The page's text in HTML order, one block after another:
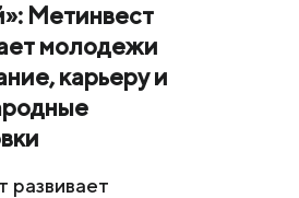
Метинвест
молодежи
карьеру и
развивает